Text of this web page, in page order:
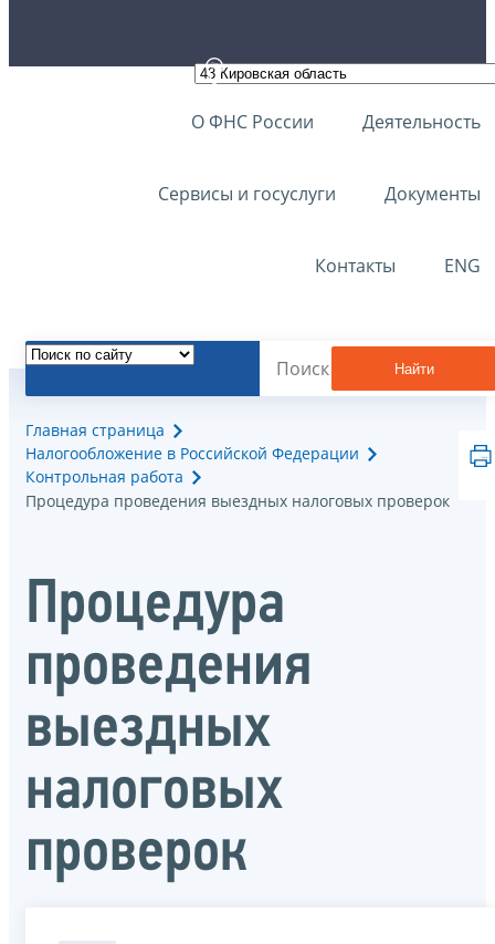
О ФНС России Деятельность
Сервисы и госуслуги Документы
Контакты ENG
Найти
Главная страница
Налогообложение в Российской Федерации
Контрольная работа
Процедура проведения выездных налоговых проверок
Процедура
проведения
выездных
налоговых
проверок